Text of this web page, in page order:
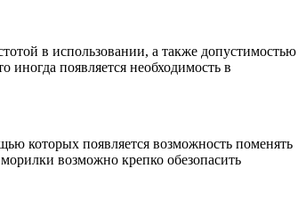
в использовании, а также допустимостью
появляется необходимость в
которых появляется возможность поменять
возможно крепко обезопасить